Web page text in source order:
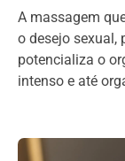
A massagem
o desejo sexual,
potencializa o
intenso e até